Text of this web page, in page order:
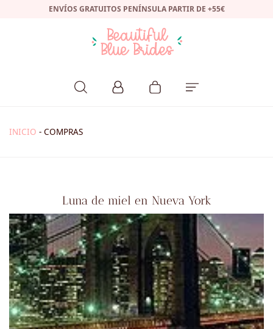
ENVÍOS GRATUITOS PENÍNSULA PARTIR DE +55€
INICIO - COMPRAS
Luna de miel en Nueva York